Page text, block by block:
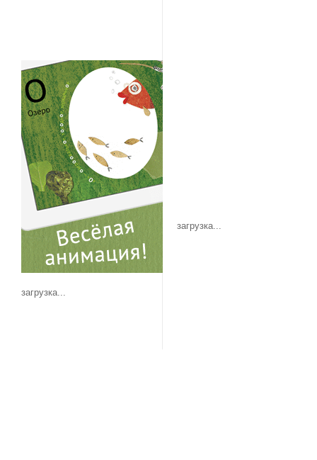
загрузка...
загрузка...